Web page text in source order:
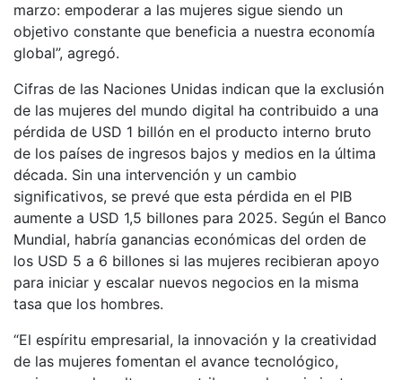
marzo: empoderar a las mujeres sigue siendo un
objetivo constante que beneficia a nuestra economía
global”, agregó.
Cifras de las Naciones Unidas indican que la exclusión
de las mujeres del mundo digital ha contribuido a una
pérdida de USD 1 billón en el producto interno bruto
de los países de ingresos bajos y medios en la última
década. Sin una intervención y un cambio
significativos, se prevé que esta pérdida en el PIB
aumente a USD 1,5 billones para 2025. Según el Banco
Mundial, habría ganancias económicas del orden de
los USD 5 a 6 billones si las mujeres recibieran apoyo
para iniciar y escalar nuevos negocios en la misma
tasa que los hombres.
“El espíritu empresarial, la innovación y la creatividad
de las mujeres fomentan el avance tecnológico,